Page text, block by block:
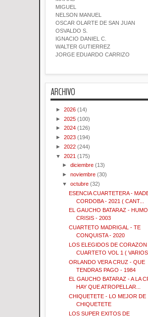
MIGUEL
NELSON MANUEL
OSCAR OLARTE DE SAN JUAN
OSVALDO S.
IGNACIO DANIEL C.
WALTER GUTIERREZ
JORGE EDUARDO CARRIZO
ARCHIVO
► 2026 (14)
► 2025 (100)
► 2024 (126)
► 2023 (194)
► 2022 (244)
▼ 2021 (175)
►diciembre (13)
►noviembre (30)
▼octubre (32)
ESENCIA CUARTETERA -
CORDOBA - 2021 ( CANT...
EL GAUCHO BATARAZ -
CRISIS - 2003
CUARTETO MADRIGAL - TE
CONQUISTA - 2020
LOS ELEGIDOS DE CORAZON
CUARTETO VOL 1 (
ORLANDO VERA CRUZ - QUE
TENDRAS PAGO - 1984
EL GAUCHO BATARAZ - A LA
HAY QUE ATROPELLAR...
CHIQUETETE - LO MEJOR DE
CHIQUETETE
LOS SUPER EXITOS DE